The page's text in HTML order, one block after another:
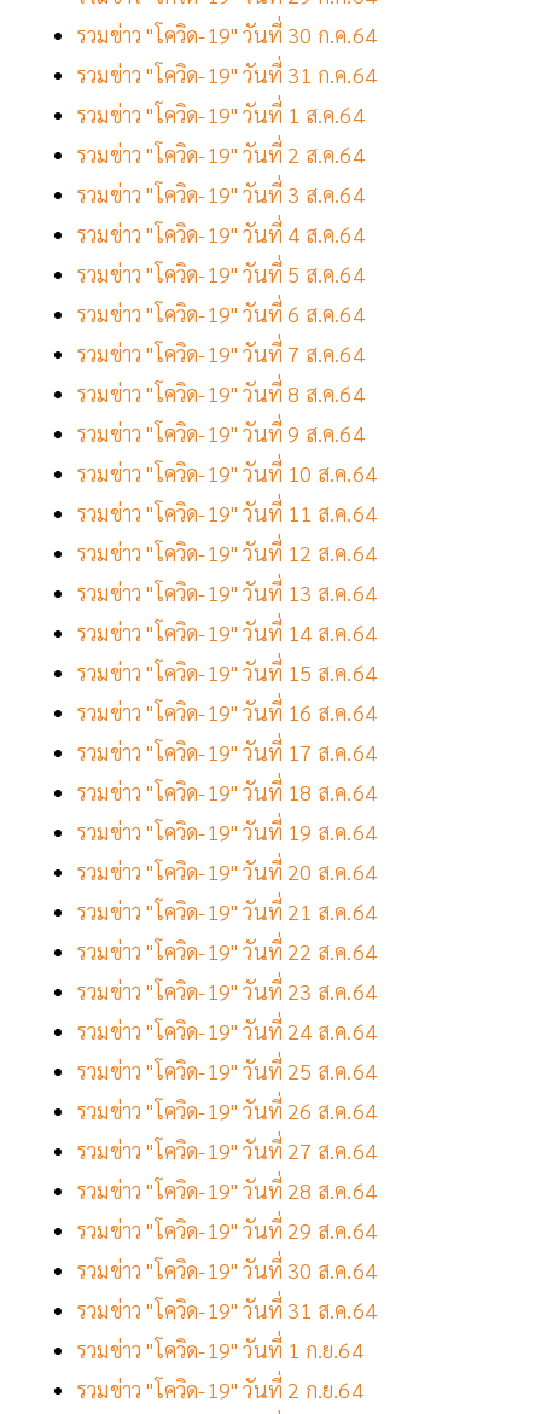
รวมข่าว "โควิด-19" วันที่ 30 ก.ค.64
รวมข่าว "โควิด-19" วันที่ 31 ก.ค.64
รวมข่าว "โควิด-19" วันที่ 1 ส.ค.64
รวมข่าว "โควิด-19" วันที่ 2 ส.ค.64
รวมข่าว "โควิด-19" วันที่ 3 ส.ค.64
รวมข่าว "โควิด-19" วันที่ 4 ส.ค.64
รวมข่าว "โควิด-19" วันที่ 5 ส.ค.64
รวมข่าว "โควิด-19" วันที่ 6 ส.ค.64
รวมข่าว "โควิด-19" วันที่ 7 ส.ค.64
รวมข่าว "โควิด-19" วันที่ 8 ส.ค.64
รวมข่าว "โควิด-19" วันที่ 9 ส.ค.64
รวมข่าว "โควิด-19" วันที่ 10 ส.ค.64
รวมข่าว "โควิด-19" วันที่ 11 ส.ค.64
รวมข่าว "โควิด-19" วันที่ 12 ส.ค.64
รวมข่าว "โควิด-19" วันที่ 13 ส.ค.64
รวมข่าว "โควิด-19" วันที่ 14 ส.ค.64
รวมข่าว "โควิด-19" วันที่ 15 ส.ค.64
รวมข่าว "โควิด-19" วันที่ 16 ส.ค.64
รวมข่าว "โควิด-19" วันที่ 17 ส.ค.64
รวมข่าว "โควิด-19" วันที่ 18 ส.ค.64
รวมข่าว "โควิด-19" วันที่ 19 ส.ค.64
รวมข่าว "โควิด-19" วันที่ 20 ส.ค.64
รวมข่าว "โควิด-19" วันที่ 21 ส.ค.64
รวมข่าว "โควิด-19" วันที่ 22 ส.ค.64
รวมข่าว "โควิด-19" วันที่ 23 ส.ค.64
รวมข่าว "โควิด-19" วันที่ 24 ส.ค.64
รวมข่าว "โควิด-19" วันที่ 25 ส.ค.64
รวมข่าว "โควิด-19" วันที่ 26 ส.ค.64
รวมข่าว "โควิด-19" วันที่ 27 ส.ค.64
รวมข่าว "โควิด-19" วันที่ 28 ส.ค.64
รวมข่าว "โควิด-19" วันที่ 29 ส.ค.64
รวมข่าว "โควิด-19" วันที่ 30 ส.ค.64
รวมข่าว "โควิด-19" วันที่ 31 ส.ค.64
รวมข่าว "โควิด-19" วันที่ 1 ก.ย.64
รวมข่าว "โควิด-19" วันที่ 2 ก.ย.64